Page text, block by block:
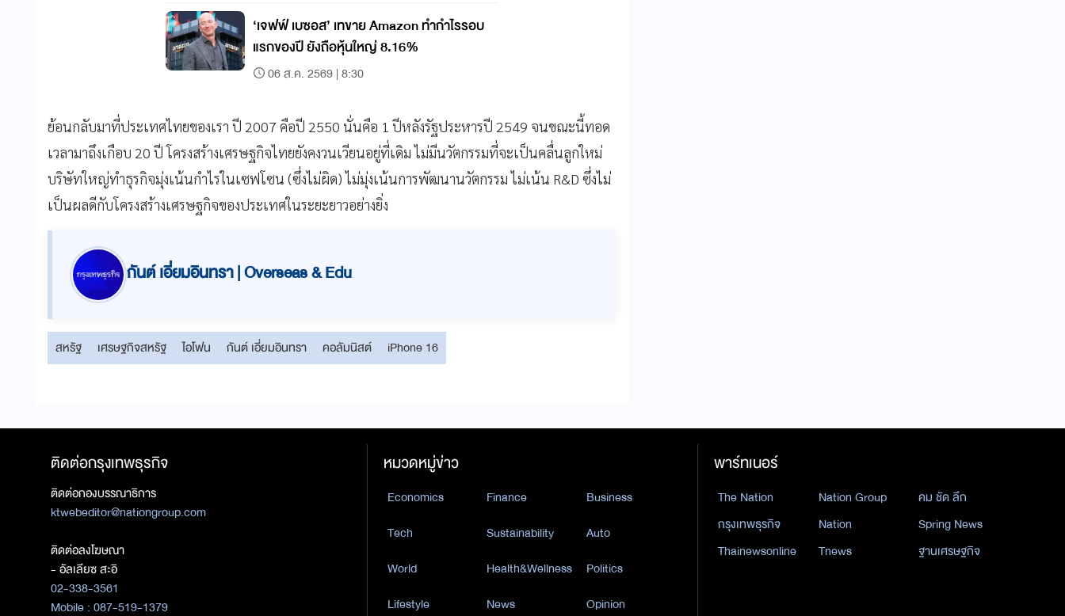
‘เจฟฟ์ เบซอส’ เทขาย Amazon ทำกำไรรอบ
แรกของปี ยังถือหุ้นใหญ่ 8.16%
06 ส.ค. 2569 | 8:30
ย้อนกลับมาที่ประเทศไทยของเรา ปี 2007 คือปี 2550 นั่นคือ 1 ปีหลังรัฐประหารปี 2549 จนขณะนี้ทอด
เวลามาถึงเกือบ 20 ปี โครงสร้างเศรษฐกิจไทยยังคงวนเวียนอยู่ที่เดิม ไม่มีนวัตกรรมที่จะเป็นคลื่นลูกใหม่
บริษัทใหญ่ทำธุรกิจมุ่งเน้นกำไรในเซฟโซน (ซึ่งไม่ผิด) ไม่มุ่งเน้นการพัฒนานวัตกรรม ไม่เน้น R&D ซึ่งไม่
เป็นผลดีกับโครงสร้างเศรษฐกิจของประเทศในระยะยาวอย่างยิ่ง
กันต์ เอี่ยมอินทรา | Overseas & Edu
สหรัฐ เศรษฐกิจสหรัฐ ไอโฟน กันต์ เอี่ยมอินทรา คอลัมนิสต์ iPhone 16
ติดต่อกรุงเทพธุรกิจ
ติดต่อกองบรรณาธิการ
ktwebeditor@nationgroup.com
ติดต่อลงโฆษณา
- อัลเลียซ สะอิ
02-338-3561
Mobile : 087-519-1379
หมวดหมู่ข่าว
Economics Finance
Business
Tech
Sustainability
Auto
World
Health&Wellness
Politics
Lifestyle
News Opinion
พาร์ทเนอร์
The Nation Nation Group
คม ชัด ลึก
กรุงเทพธุรกิจ
Nation
Spring News
Thainewsonline
Tnews ฐานเศรษฐกิจ